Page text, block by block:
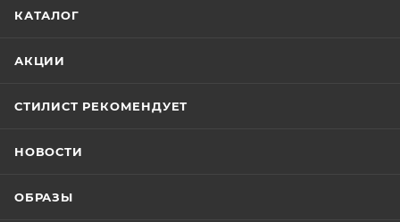
КАТАЛОГ
АКЦИИ
СТИЛИСТ РЕКОМЕНДУЕТ
НОВОСТИ
ОБРАЗЫ